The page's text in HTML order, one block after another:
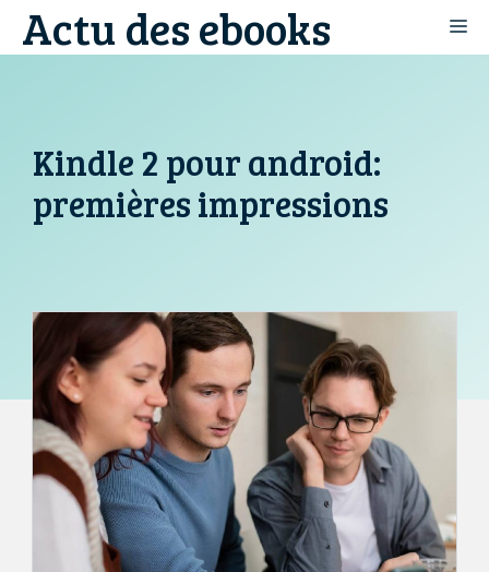
AllerActu des ebooks
Kindle 2 pour android:
premières impressions